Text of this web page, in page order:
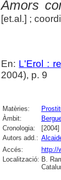
Amors
[et.al.] ;
En: L'Erol :
2004), p. 9
Matèries:
Àmbit:
Cronologia:
[2004]
Autors add.:
Accés:
http://
Localització: B.